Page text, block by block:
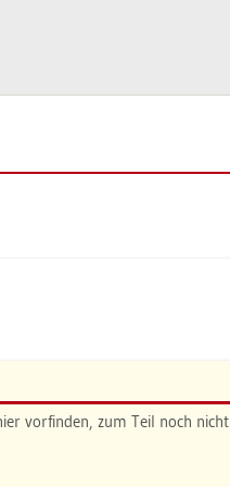
vor­fin­den, zum Teil noch nicht